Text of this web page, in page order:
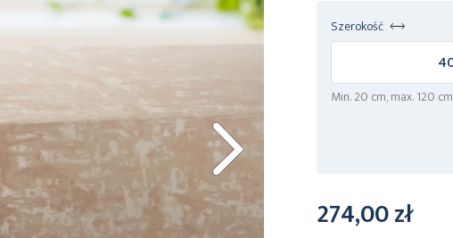
Szerokość
Min. 20 cm, max. 120 cm
274,00 zł